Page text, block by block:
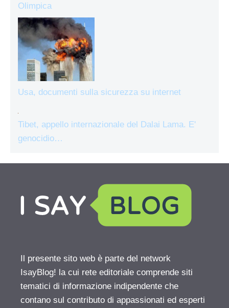
Olimpica
Usa, documenti sulla sicurezza su internet
Tibet, appello internazionale del Dalai Lama. E'
genocidio…
Il presente sito web è parte del network
IsayBlog! la cui rete editoriale comprende siti
tematici di informazione indipendente che
contano sul contributo di appassionati ed esperti